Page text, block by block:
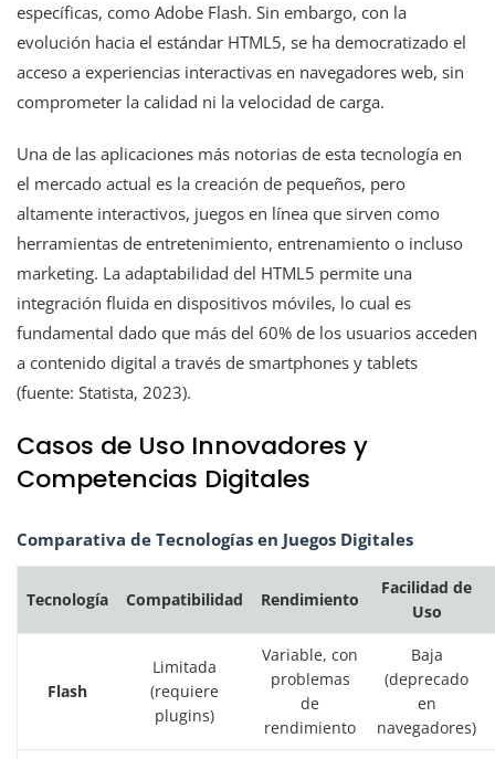
específicas, como Adobe Flash. Sin embargo, con la
evolución hacia el estándar HTML5, se ha democratizado el
acceso a experiencias interactivas en navegadores web, sin
comprometer la calidad ni la velocidad de carga.
Una de las aplicaciones más notorias de esta tecnología en
el mercado actual es la creación de pequeños, pero
altamente interactivos, juegos en línea que sirven como
herramientas de entretenimiento, entrenamiento o incluso
marketing. La adaptabilidad del HTML5 permite una
integración fluida en dispositivos móviles, lo cual es
fundamental dado que más del 60% de los usuarios acceden
a contenido digital a través de smartphones y tablets
(fuente: Statista, 2023).
Casos de Uso Innovadores y
Competencias Digitales
Comparativa de Tecnologías en Juegos Digitales
Tecnología Compatibilidad Rendimiento
Facilidad de
Uso
Flash
Limitada
(requiere
plugins)
Variable, con
problemas
de
rendimiento
Baja
(deprecado
en
navegadores)